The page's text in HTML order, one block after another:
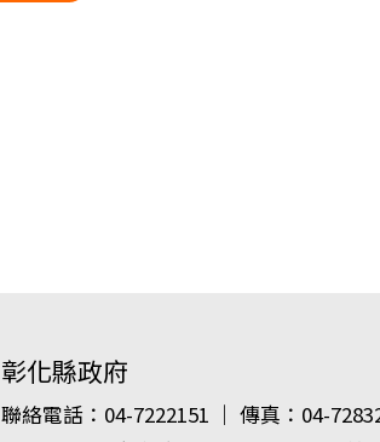
彰化縣政府
聯絡電話：04-7222151 ｜ 傳真：04-